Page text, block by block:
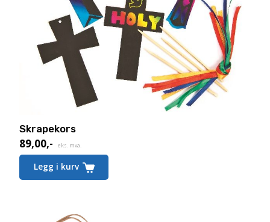
Skrapekors
89,00,- eks. mva.
Legg i kurv